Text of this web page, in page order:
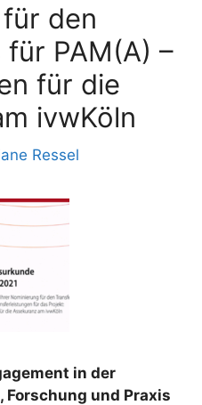
den
PAM(A) –
für die
ivwKöln
Ressel
in der
Forschung und Praxis